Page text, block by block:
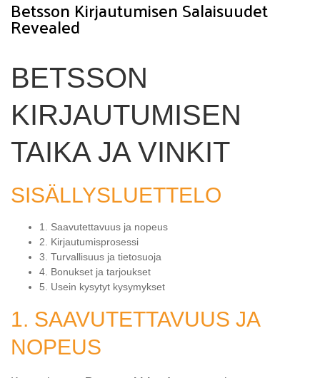
Betsson Kirjautumisen Salaisuudet
Revealed
BETSSON
KIRJAUTUMISEN
TAIKA JA VINKIT
SISÄLLYSLUETTELO
1. Saavutettavuus ja nopeus
2. Kirjautumisprosessi
3. Turvallisuus ja tietosuoja
4. Bonukset ja tarjoukset
5. Usein kysytyt kysymykset
1. SAAVUTETTAVUUS JA
NOPEUS